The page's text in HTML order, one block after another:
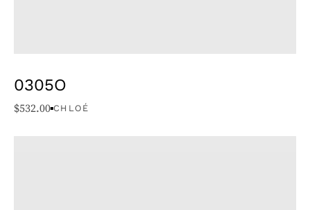
0305O
$532.00 CHLOÉ